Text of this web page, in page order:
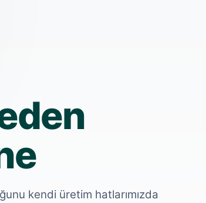
kendi üretim hatlarımızda